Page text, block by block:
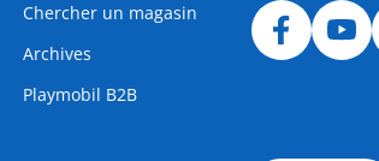
Chercher un magasin
Archives
Playmobil B2B